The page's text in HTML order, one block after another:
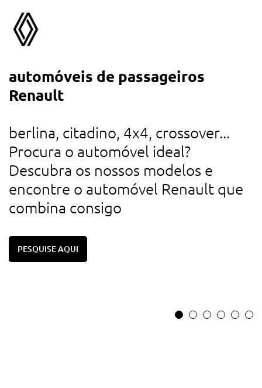
automóveis de passageiros
Renault
berlina, citadino, 4x4, crossover...
Procura o automóvel ideal?
Descubra os nossos modelos e
encontre o automóvel Renault que
combina consigo
PESQUISE AQUI